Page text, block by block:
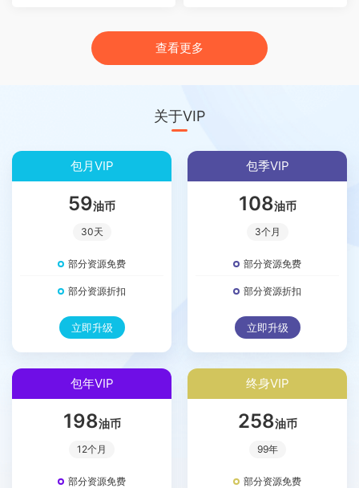
查看更多
关于VIP
包月VIP
59油币
30天
部分资源免费
部分资源折扣
立即升级
包季VIP
108油币
3个月
部分资源免费
部分资源折扣
立即升级
包年VIP
198油币
12个月
部分资源免费
终身VIP
258油币
99年
部分资源免费